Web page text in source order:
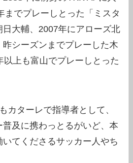
までプレーしとった「ミスタ
大輔、2007年にアローズ北
シーズンまでプレーした木
以上も富山でプレーしとった
カターレで指導者として、
及に携わっとるがいど、本
てくださるサッカー人やち